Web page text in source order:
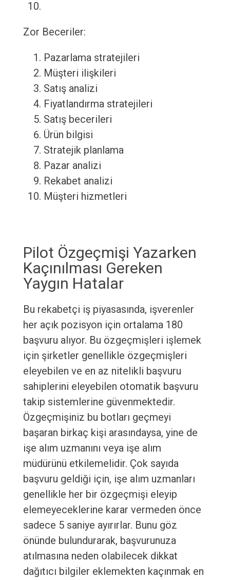
Zor Beceriler:
Pazarlama stratejileri
Müşteri ilişkileri
Satış analizi
Fiyatlandırma stratejileri
Satış becerileri
Ürün bilgisi
Stratejik planlama
Pazar analizi
Rekabet analizi
Müşteri hizmetleri
Pilot Özgeçmişi Yazarken
Kaçınılması Gereken
Yaygın Hatalar
Bu rekabetçi iş piyasasında, işverenler
her açık pozisyon için ortalama 180
başvuru alıyor. Bu özgeçmişleri işlemek
için şirketler genellikle özgeçmişleri
eleyebilen ve en az nitelikli başvuru
sahiplerini eleyebilen otomatik başvuru
takip sistemlerine güvenmektedir.
Özgeçmişiniz bu botları geçmeyi
başaran birkaç kişi arasındaysa, yine de
işe alım uzmanını veya işe alım
müdürünü etkilemelidir. Çok sayıda
başvuru geldiği için, işe alım uzmanları
genellikle her bir özgeçmişi eleyip
elemeyeceklerine karar vermeden önce
sadece 5 saniye ayırırlar. Bunu göz
önünde bulundurarak, başvurunuza
atılmasına neden olabilecek dikkat
dağıtıcı bilgiler eklemekten kaçınmak en